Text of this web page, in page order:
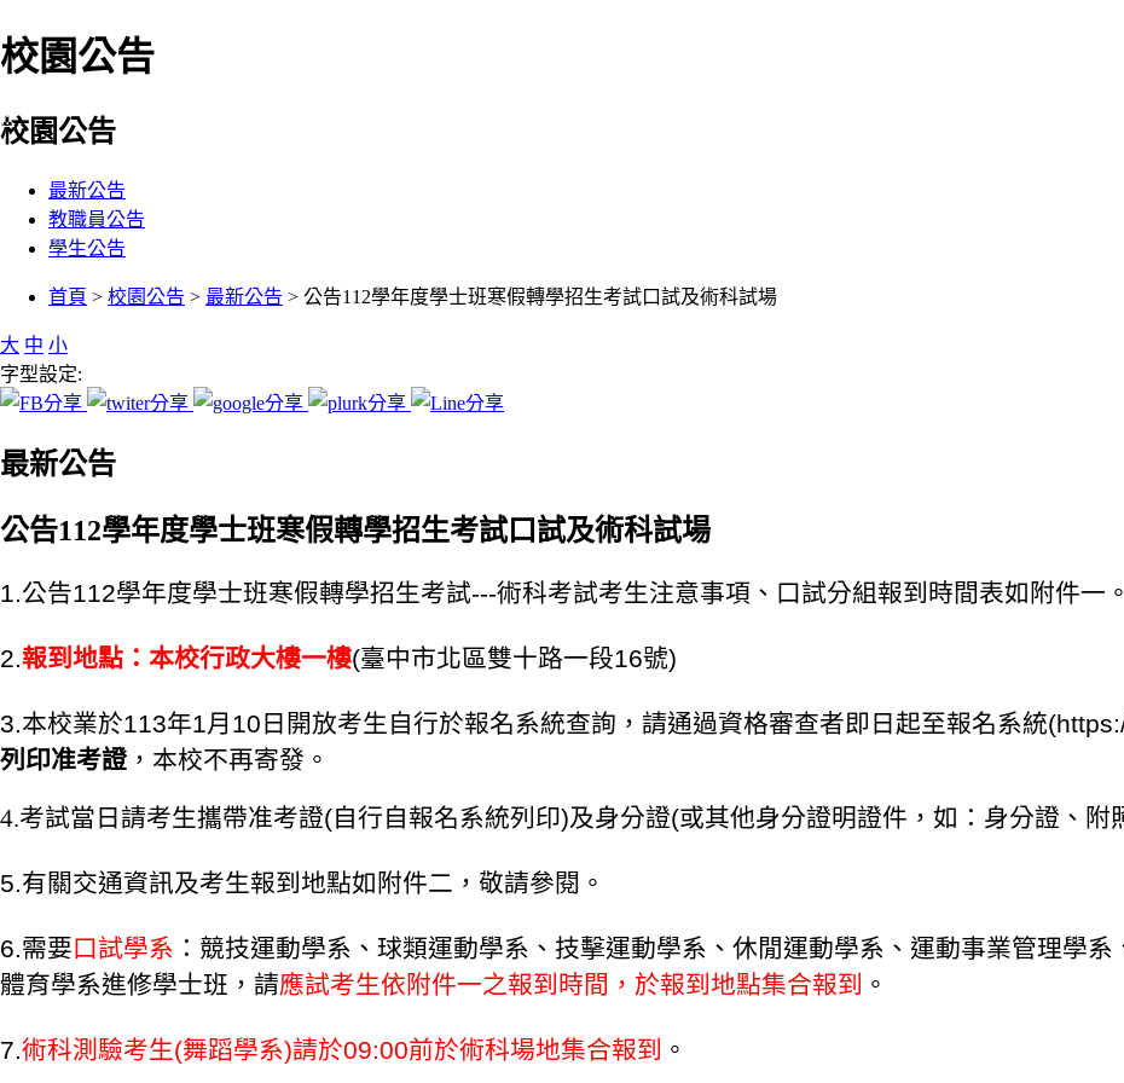
校園公告
:::
校園公告
最新公告
教職員公告
學生公告
首頁 > 校園公告 > 最新公告 > 公告112學年度學士班寒假轉學招生考試口試及術科試場
大 中 小
字型設定:
最新公告
公告112學年度學士班寒假轉學招生考試口試及術科試場
1.公告112學年度學士班寒假轉學招生考試---術科考試考生注意事項、口試分組報到時間表如附件一。
2. 報到地點：本校行政大樓一樓(臺中市北區雙十路一段16號)
3.本校業於113年1月10日開放考生自行於報名系統查詢，請通過資格審查者即日起至報名系統
列印准考證，本校不再寄發。
4. 考試當日請考生攜帶准考證(自行自報名系統列印)及身分證(或其他身分證明證件，如：身分證、附
5.有關交通資訊及考生報到地點如附件二 ，敬請參閱。
6.需要口試學系 ：競技運動學系、球類運動學系、技擊運動學系、休閒運動學系、運動事業管理學
體育學系進修學士班，請應試考生依附件一之報到時間，於報到地點集合報到 。
7. 術科測驗考生(舞蹈學系)請於09:00前於術科場地集合報到 。